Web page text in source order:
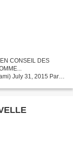
CONSEIL DES
July 31, 2015 Par